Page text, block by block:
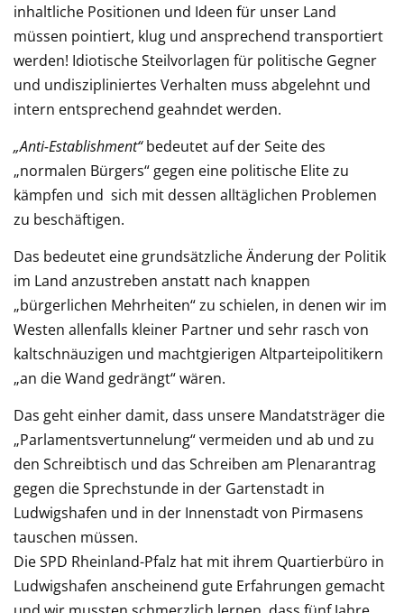
inhaltliche Positionen und Ideen für unser Land
müssen pointiert, klug und ansprechend transportiert
werden! Idiotische Steilvorlagen für politische Gegner
und undiszipliniertes Verhalten muss abgelehnt und
intern entsprechend geahndet werden.
„Anti-Establishment“bedeutet auf der Seite des
„normalen Bürgers“ gegen eine politische Elite zu
kämpfen und sich mit dessen alltäglichen Problemen
zu beschäftigen.
Das bedeutet eine grundsätzliche Änderung der Politik
im Land anzustreben anstatt nach knappen
„bürgerlichen Mehrheiten“ zu schielen, in denen wir im
Westen allenfalls kleiner Partner und sehr rasch von
kaltschnäuzigen und machtgierigen Altparteipolitikern
„an die Wand gedrängt“ wären.
Das geht einher damit, dass unsere Mandatsträger die
„Parlamentsvertunnelung“ vermeiden und ab und zu
den Schreibtisch und das Schreiben am Plenarantrag
gegen die Sprechstunde in der Gartenstadt in
Ludwigshafen und in der Innenstadt von Pirmasens
tauschen müssen.
Die SPD Rheinland-Pfalz hat mit ihrem Quartierbüro in
Ludwigshafen anscheinend gute Erfahrungen gemacht